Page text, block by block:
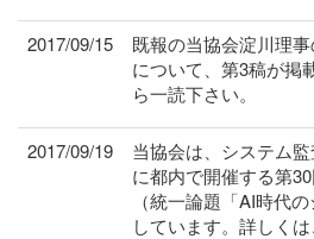
2017/09/15
既報の当協会淀川理
について、第3稿が掲
ら一読下さい。
2017/09/19
当協会は、システム
に都内で開催する第
（統一論題「AI時代
しています。詳しくは